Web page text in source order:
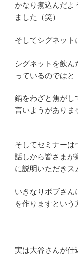
かなり煮込んだよ
ました（笑）
そしてシグネット
シグネットを飲ん
っているのではと
鍋をわざと焦がし
言いようがありま
そしてセミナーは
話しから皆さまが
に説明いただきス
いきなりボブさん
を作りますという
実は大谷さんが仕